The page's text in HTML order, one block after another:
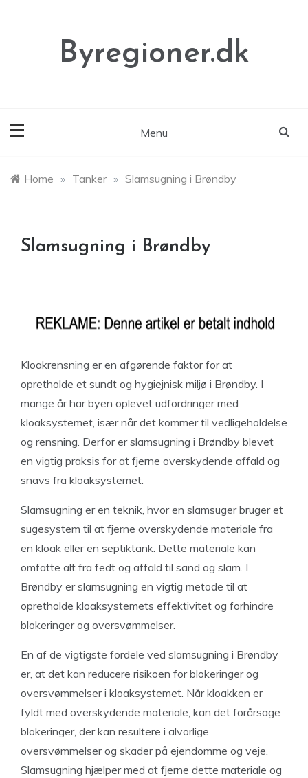
Byregioner.dk
Menu
Home » Tanker » Slamsugning i Brøndby
Slamsugning i Brøndby
Kloakrensning er en afgørende faktor for at
opretholde et sundt og hygiejnisk miljø i Brøndby. I
mange år har byen oplevet udfordringer med
kloaksystemet, især når det kommer til vedligeholdelse
og rensning. Derfor er slamsugning i Brøndby blevet
en vigtig praksis for at fjerne overskydende affald og
snavs fra kloaksystemet.
Slamsugning er en teknik, hvor en slamsuger bruger et
sugesystem til at fjerne overskydende materiale fra
en kloak eller en septiktank. Dette materiale kan
omfatte alt fra fedt og affald til sand og slam. I
Brøndby er slamsugning en vigtig metode til at
opretholde kloaksystemets effektivitet og forhindre
blokeringer og oversvømmelser.
En af de vigtigste fordele ved slamsugning i Brøndby
er, at det kan reducere risikoen for blokeringer og
oversvømmelser i kloaksystemet. Når kloakken er
fyldt med overskydende materiale, kan det forårsage
blokeringer, der kan resultere i alvorlige
oversvømmelser og skader på ejendomme og veje.
Slamsugning hjælper med at fjerne dette materiale og